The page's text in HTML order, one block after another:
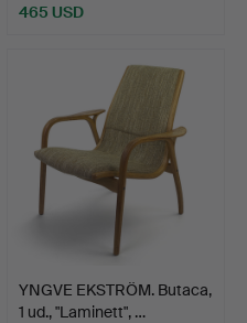
465 USD
YNGVE EKSTRÖM. Butaca,
1 ud., "Laminett", …